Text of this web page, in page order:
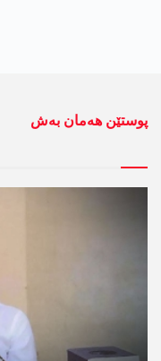
پوستێن ھەمان بەش